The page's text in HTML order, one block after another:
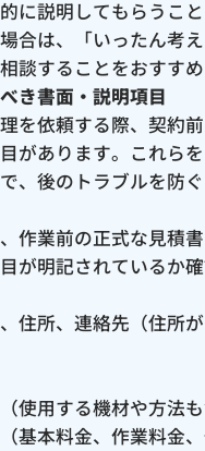
に説明してもらうこ
合は、「いったん考
談することをおすすめ
き書面・説明項目
を依頼する際、契約
があります。これら
、後のトラブルを防
作業前の正式な見積
が明記されているか
住所、連絡先（住所
使用する機材や方法も
基本料金、作業料金